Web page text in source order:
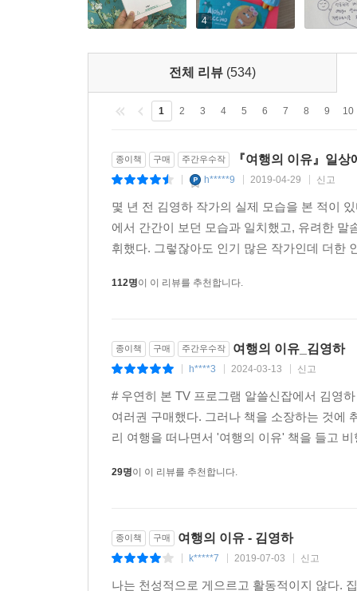
4
전체 리뷰 (534)
1 2 3 4 5 6 7 8 9 10
종이책 구매 주간우수작 『여행의 이유』일
h*****9 2019-04-29 신고
몇 년 전 김영하 작가의 실제 모습을 본 적이
에서 간간이 보던 모습과 일치했고, 유려한
휘했다. 그렇잖아도 인기 많은 작가인데 더한
112명이 이 리뷰를 추천합니다.
종이책 구매 주간우수작 여행의 이유_김영하
h****3 2024-03-13 신고
# 우연히 본 TV 프로그램 알쓸신잡에서 김영
여러권 구매했다. 그러나 책을 소장하는 것에
리 여행을 떠나면서 '여행의 이유' 책을 들고
29명이 이 리뷰를 추천합니다.
종이책 구매 여행의 이유 - 김영하
k*****7 2019-07-03 신고
나는 천성적으로 게으르고 활동적이지 않다.